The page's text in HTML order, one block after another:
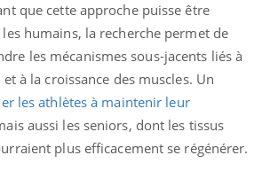
que cette approche puisse être
humains, la recherche permet de
les mécanismes sous-jacents liés à
à la croissance des muscles. Un
les athlètes à maintenir leur
aussi les seniors, dont les tissus
plus efficacement se régénérer.